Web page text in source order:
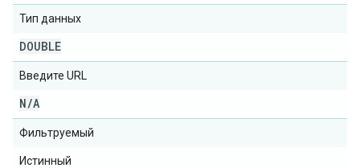
Тип данных
DOUBLE
Введите URL
N/A
Фильтруемый
Истинный